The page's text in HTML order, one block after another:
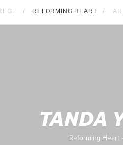
REFORMING HEART
TANDA
Reforming Heart